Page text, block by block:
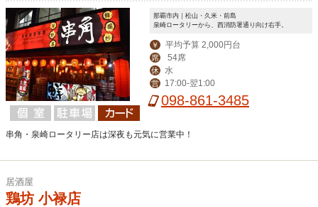
那覇市内｜松山・久米・前島
泉崎ロータリーから、西消防署通り向け右手。
￥ 平均予算 2,000円台
席 54席
休 水
営 17:00-翌1:00
098-861-3485
串角・泉崎ロータリー店は深夜も元気に営業中！
居酒屋
鶏坊 小禄店